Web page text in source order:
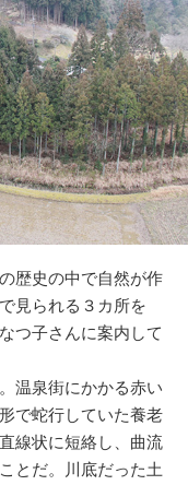
歴史の中で自然が作
見られる３カ所を
つ子さんに案内して
温泉街にかかる赤い
で蛇行していた養老
線状に短絡し、曲流
とだ。川底だった土